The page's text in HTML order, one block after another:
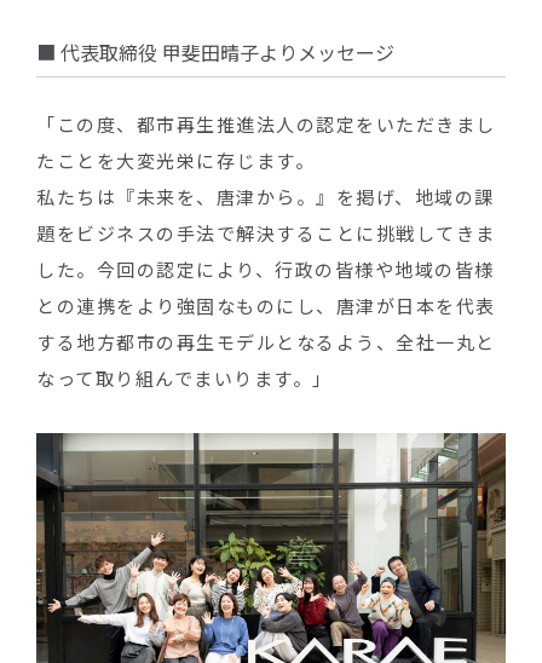
■ 代表取締役 甲斐田晴子よりメッセージ
「この度、都市再生推進法人の認定をいただきまし
たことを大変光栄に存じます。
私たちは『未来を、唐津から。』を掲げ、地域の課
題をビジネスの手法で解決することに挑戦してきま
した。今回の認定により、行政の皆様や地域の皆様
との連携をより強固なものにし、唐津が日本を代表
する地方都市の再生モデルとなるよう、全社一丸と
なって取り組んでまいります。」